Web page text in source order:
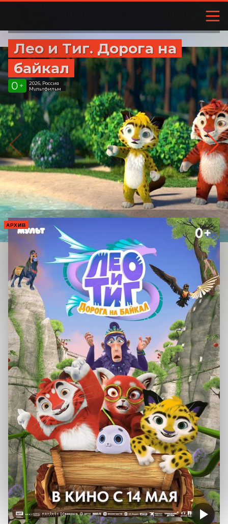
Лео и Тиг. Дорога на
байкал
0 +
2026, Россия
Мультфильм
АРХИВ